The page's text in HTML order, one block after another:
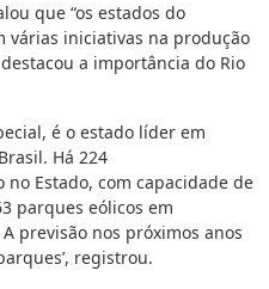
que “os estados do
várias iniciativas na produção
a importância do Rio
é o estado líder em
Há 224
Estado, com capacidade de
parques eólicos em
previsão nos próximos anos
registrou.